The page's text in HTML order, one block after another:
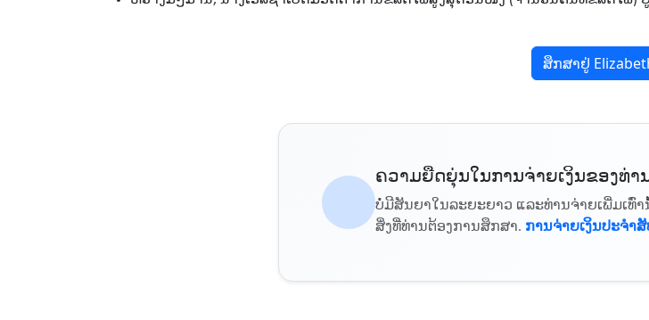
ສຶກສາຢູ່
ຄວາມຍືດຍຸ່ນໃນການຈ່າຍເງິນຂອງທ່າ
ບໍ່ມີສັນຍາໃນລະຍະຍາວ ແລະທ່ານຈ່າຍເພີ່ມເທົ່
ສິ່ງທີ່ທ່ານຕ້ອງການສຶກສາ. ການຈ່າຍເງິນປະຈໍາ